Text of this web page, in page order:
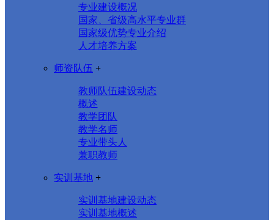
专业建设概况
国家、省级高水平专业群
国家级优势专业介绍
人才培养方案
师资队伍 +
教师队伍建设动态
概述
教学团队
教学名师
专业带头人
兼职教师
实训基地 +
实训基地建设动态
实训基地概述